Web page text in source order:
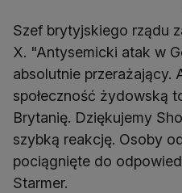
Szef brytyjskiego rządu
X. "Antysemicki atak w
absolutnie przerażający.
społeczność żydowską
Brytanię. Dziękujemy
szybką reakcję. Osoby
pociągnięte do
Starmer.